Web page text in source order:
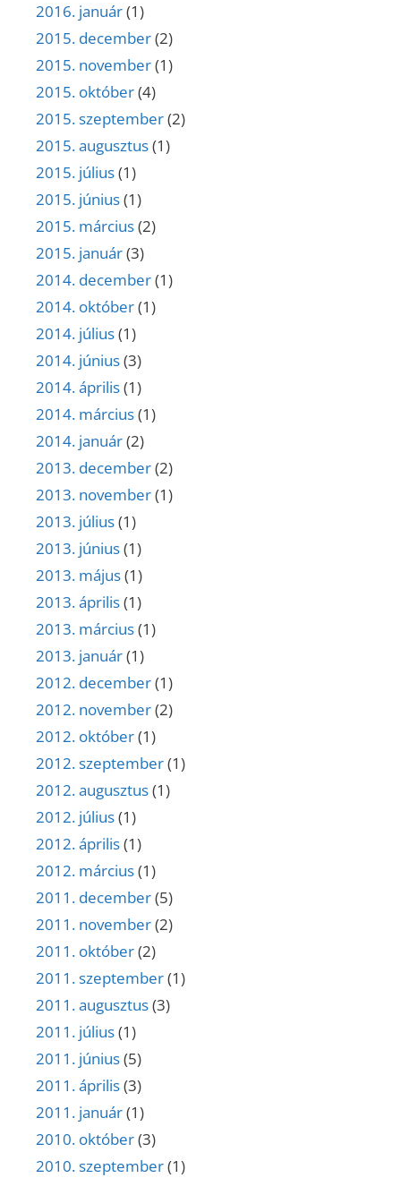
2016. január(1)
2015. december(2)
2015. november(1)
2015. október(4)
2015. szeptember(2)
2015. augusztus(1)
2015. július(1)
2015. június(1)
2015. március(2)
2015. január(3)
2014. december(1)
2014. október(1)
2014. július(1)
2014. június(3)
2014. április(1)
2014. március(1)
2014. január(2)
2013. december(2)
2013. november(1)
2013. július(1)
2013. június(1)
2013. május(1)
2013. április(1)
2013. március(1)
2013. január(1)
2012. december(1)
2012. november(2)
2012. október(1)
2012. szeptember(1)
2012. augusztus(1)
2012. július(1)
2012. április(1)
2012. március(1)
2011. december(5)
2011. november(2)
2011. október(2)
2011. szeptember(1)
2011. augusztus(3)
2011. július(1)
2011. június(5)
2011. április(3)
2011. január(1)
2010. október(3)
2010. szeptember(1)